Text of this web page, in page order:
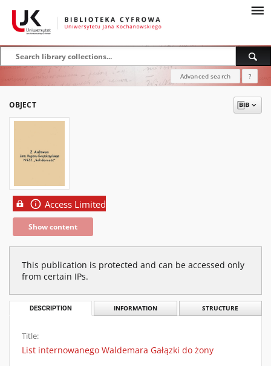
Advanced search ?
OBJECT
Access Limited
Show content
This publication is protected and can be accessed only
from certain IPs.
DESCRIPTION INFORMATION STRUCTURE
Title:
List internowanego Waldemara Gałązki do żony